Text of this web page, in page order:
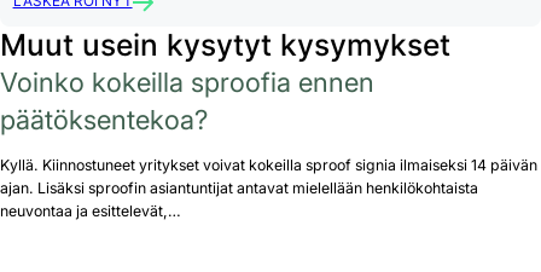
Muut usein kysytyt kysymykset
Voinko kokeilla sproofia ennen
päätöksentekoa?
Kyllä. Kiinnostuneet yritykset voivat kokeilla sproof signia ilmaiseksi 14 päivän
ajan. Lisäksi sproofin asiantuntijat antavat mielellään henkilökohtaista
neuvontaa ja esittelevät,…